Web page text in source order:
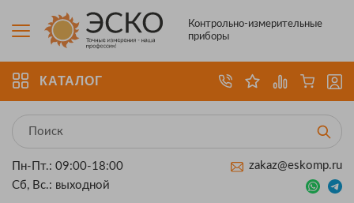
Контрольно-измерительные
приборы
КАТАЛОГ
Пн-Пт.: 09:00-18:00
Сб, Вс.: выходной
zakaz@eskomp.ru